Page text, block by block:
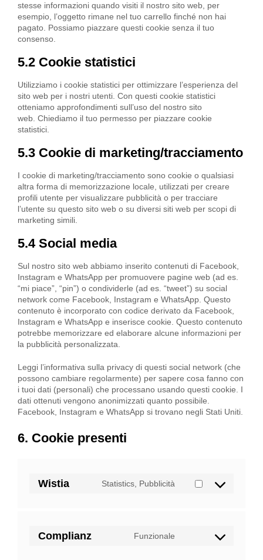
stesse informazioni quando visiti il nostro sito web, per
esempio, l’oggetto rimane nel tuo carrello finché non hai
pagato. Possiamo piazzare questi cookie senza il tuo
consenso.
5.2 Cookie statistici
Utilizziamo i cookie statistici per ottimizzare l’esperienza del
sito web per i nostri utenti. Con questi cookie statistici
otteniamo approfondimenti sull’uso del nostro sito
web. Chiediamo il tuo permesso per piazzare cookie
statistici.
5.3 Cookie di marketing/tracciamento
I cookie di marketing/tracciamento sono cookie o qualsiasi
altra forma di memorizzazione locale, utilizzati per creare
profili utente per visualizzare pubblicità o per tracciare
l’utente su questo sito web o su diversi siti web per scopi di
marketing simili.
5.4 Social media
Sul nostro sito web abbiamo inserito contenuti di Facebook,
Instagram e WhatsApp per promuovere pagine web (ad es.
“mi piace”, “pin”) o condividerle (ad es. “tweet”) su social
network come Facebook, Instagram e WhatsApp. Questo
contenuto è incorporato con codice derivato da Facebook,
Instagram e WhatsApp e inserisce cookie. Questo contenuto
potrebbe memorizzare ed elaborare alcune informazioni per
la pubblicità personalizzata.
Leggi l’informativa sulla privacy di questi social network (che
possono cambiare regolarmente) per sapere cosa fanno con
i tuoi dati (personali) che processano usando questi cookie. I
dati ottenuti vengono anonimizzati quanto possibile.
Facebook, Instagram e WhatsApp si trovano negli Stati Uniti.
6. Cookie presenti
Wistia Statistics, Pubblicità
Consent
Complianz Funzionale
Consent